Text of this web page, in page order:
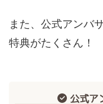
また、公式アンバ
特典がたくさん！
公式ア